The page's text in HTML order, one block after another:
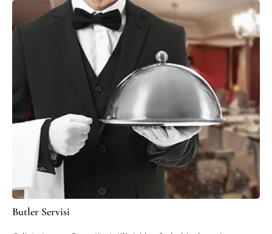
Butler Servisi